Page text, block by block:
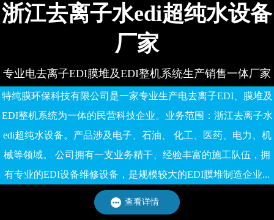
浙江去离子水edi超纯水设备
厂家
专业电去离子EDI膜堆及EDI整机系统生产销售一体厂家
特纯膜环保科技有限公司是一家专业生产电去离子EDI、膜堆及
EDI整机系统为一体的民营科技企业。业务范围：浙江去离子水
edi超纯水设备。产品涉及电子、石油、 化工、医药、电力、机
械等领域。 公司拥有一支业务精干、经验丰富的施工队伍，拥
有专业的EDI设备维修设备，是规模较大的EDI膜堆制造企业...
查看详情